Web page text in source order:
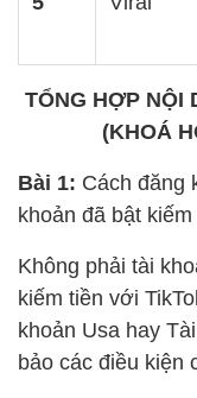
TỔNG HỢP NỘI
(KHOÁ
Bài 1: Cách đăng
khoản đã bật
Không phải tài
kiếm tiền với
khoản Usa hay
bảo các điều kiện